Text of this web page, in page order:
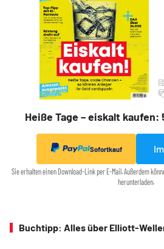
Heiße Tage – eiskalt
Sofortkauf
Sie erhalten einen Download-Link per E-Mail. Außerdem
herunterladen.
Buchtipp: Alles über Elliott-